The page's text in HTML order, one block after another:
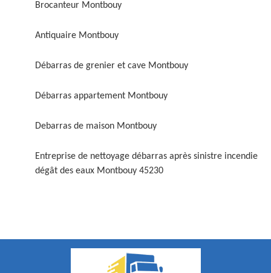
Brocanteur Montbouy
Antiquaire Montbouy
Débarras de grenier et cave Montbouy
Débarras appartement Montbouy
Debarras de maison Montbouy
Entreprise de nettoyage débarras après sinistre incendie
dégât des eaux Montbouy 45230